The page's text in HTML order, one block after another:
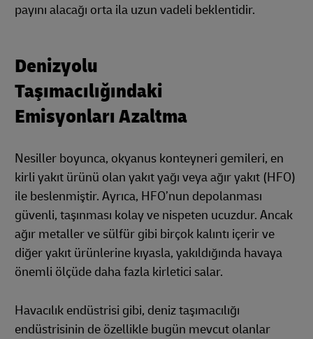
payını alacağı orta ila uzun vadeli beklentidir.
Denizyolu
Taşımacılığındaki
Emisyonları Azaltma
Nesiller boyunca, okyanus konteyneri gemileri, en
kirli yakıt ürünü olan yakıt yağı veya ağır yakıt (HFO)
ile beslenmiştir. Ayrıca, HFO’nun depolanması
güvenli, taşınması kolay ve nispeten ucuzdur. Ancak
ağır metaller ve sülfür gibi birçok kalıntı içerir ve
diğer yakıt ürünlerine kıyasla, yakıldığında havaya
önemli ölçüde daha fazla kirletici salar.
Havacılık endüstrisi gibi, deniz taşımacılığı
endüstrisinin de özellikle bugün mevcut olanlar